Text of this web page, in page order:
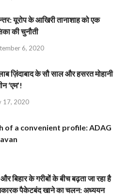
यूरोप के आखिरी तानाशाह को एक
की चुनौती
6, 2020
ज़िंदाबाद के सौ साल और हसरत मोहानी
‘एम’!
17, 2020
of a convenient profile: ADAG
बिहार के गरीबों के बीच बढ़ता जा रहा है
पैकेटबंद खाने का चलन: अध्ययन